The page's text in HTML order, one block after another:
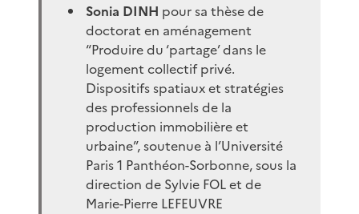
Sonia DINH pour sa thèse de
doctorat en aménagement
“Produire du ‘partage’ dans le
logement collectif privé.
Dispositifs spatiaux et stratégies
des professionnels de la
production immobilière et
urbaine”, soutenue à l’Université
Paris 1 Panthéon-Sorbonne, sous la
direction de Sylvie FOL et de
Marie-Pierre LEFEUVRE